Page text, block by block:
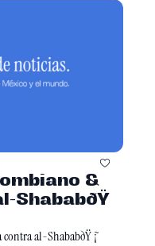
&
ShababðŸ
al-ShababðŸ ̃¡